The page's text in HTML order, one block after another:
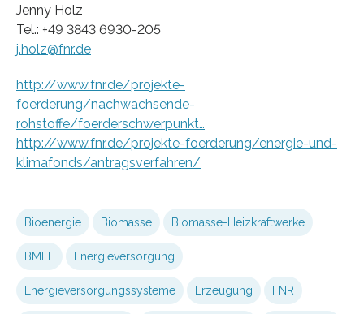
Jenny Holz
Tel.: +49 3843 6930-205
j.holz@fnr.de
http://www.fnr.de/projekte-
foerderung/nachwachsende-
rohstoffe/foerderschwerpunkt…
http://www.fnr.de/projekte-foerderung/energie-und-
klimafonds/antragsverfahren/
Bioenergie Biomasse Biomasse-Heizkraftwerke
BMEL Energieversorgung
Energieversorgungssysteme Erzeugung FNR